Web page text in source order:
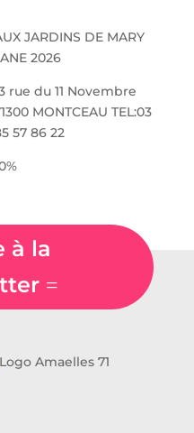
JARDINS DE MARY
2026
rue du 11 Novembre
MONTCEAU TEL:03
57 86 22
à la